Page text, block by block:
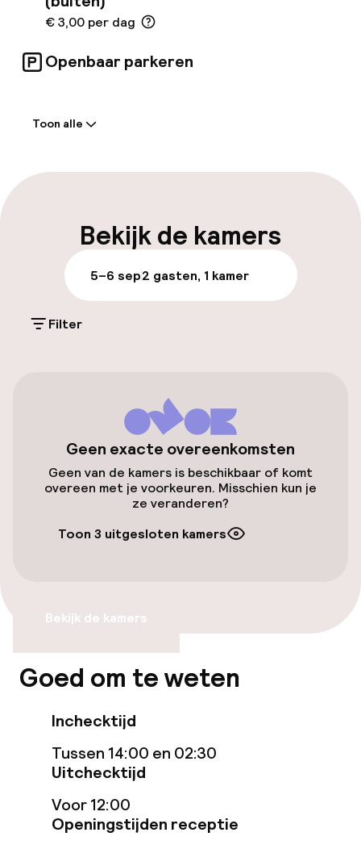
€ 3,00 per dag
Openbaar parkeren
Meertalige medewerkers
Parkeren & mobiliteit
Parkeergelegenheid op eigen terrein
(buiten)
Luchthavenshuttle
Fietsverhuur
Fietsen beschikbaar
Turks stoombad (hamam)
Spacentrum
Spa behandelingen
Toon alle
Bekijk de kamers
5–6 sep2 gasten, 1 kamer
Filter
Geen exacte overeenkomsten
Geen van de kamers is beschikbaar of komt
overeen met je voorkeuren. Misschien kun je
ze veranderen?
Toon 3 uitgesloten kamers
Bekijk de kamers
Goed om te weten
Inchecktijd
Tussen 14:00 en 02:30
Uitchecktijd
Voor 12:00
Openingstijden receptie